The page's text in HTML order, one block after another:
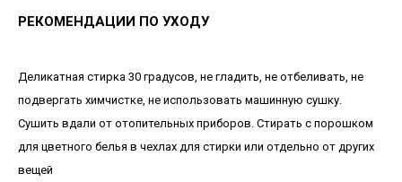
РЕКОМЕНДАЦИИ ПО УХОДУ
Деликатная стирка 30 градусов, не гладить, не отбеливать, не
подвергать химчистке, не использовать машинную сушку.
Сушить вдали от отопительных приборов. Стирать с порошком
для цветного белья в чехлах для стирки или отдельно от других
вещей